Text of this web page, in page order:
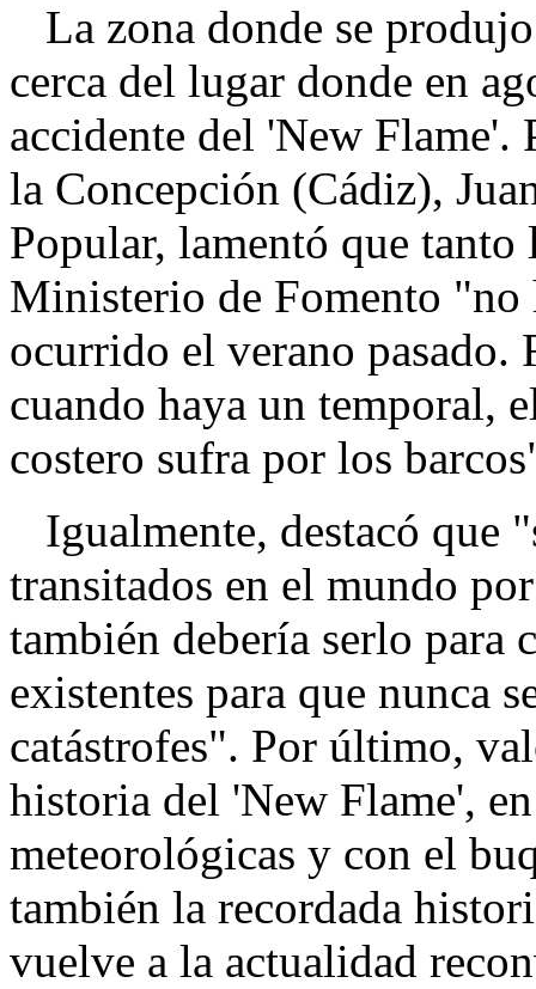
La zona donde se
cerca del lugar donde en
accidente del 'New Flame'.
la Concepción (Cádiz),
Popular, lamentó que
Ministerio de Fomento "no
ocurrido el verano pasado.
cuando haya un temporal,
costero sufra por los
Igualmente, destacó que
transitados en el mundo
también debería serlo para
existentes para que nunca
catástrofes". Por último,
historia del 'New Flame',
meteorológicas y con el
también la recordada
vuelve a la actualidad